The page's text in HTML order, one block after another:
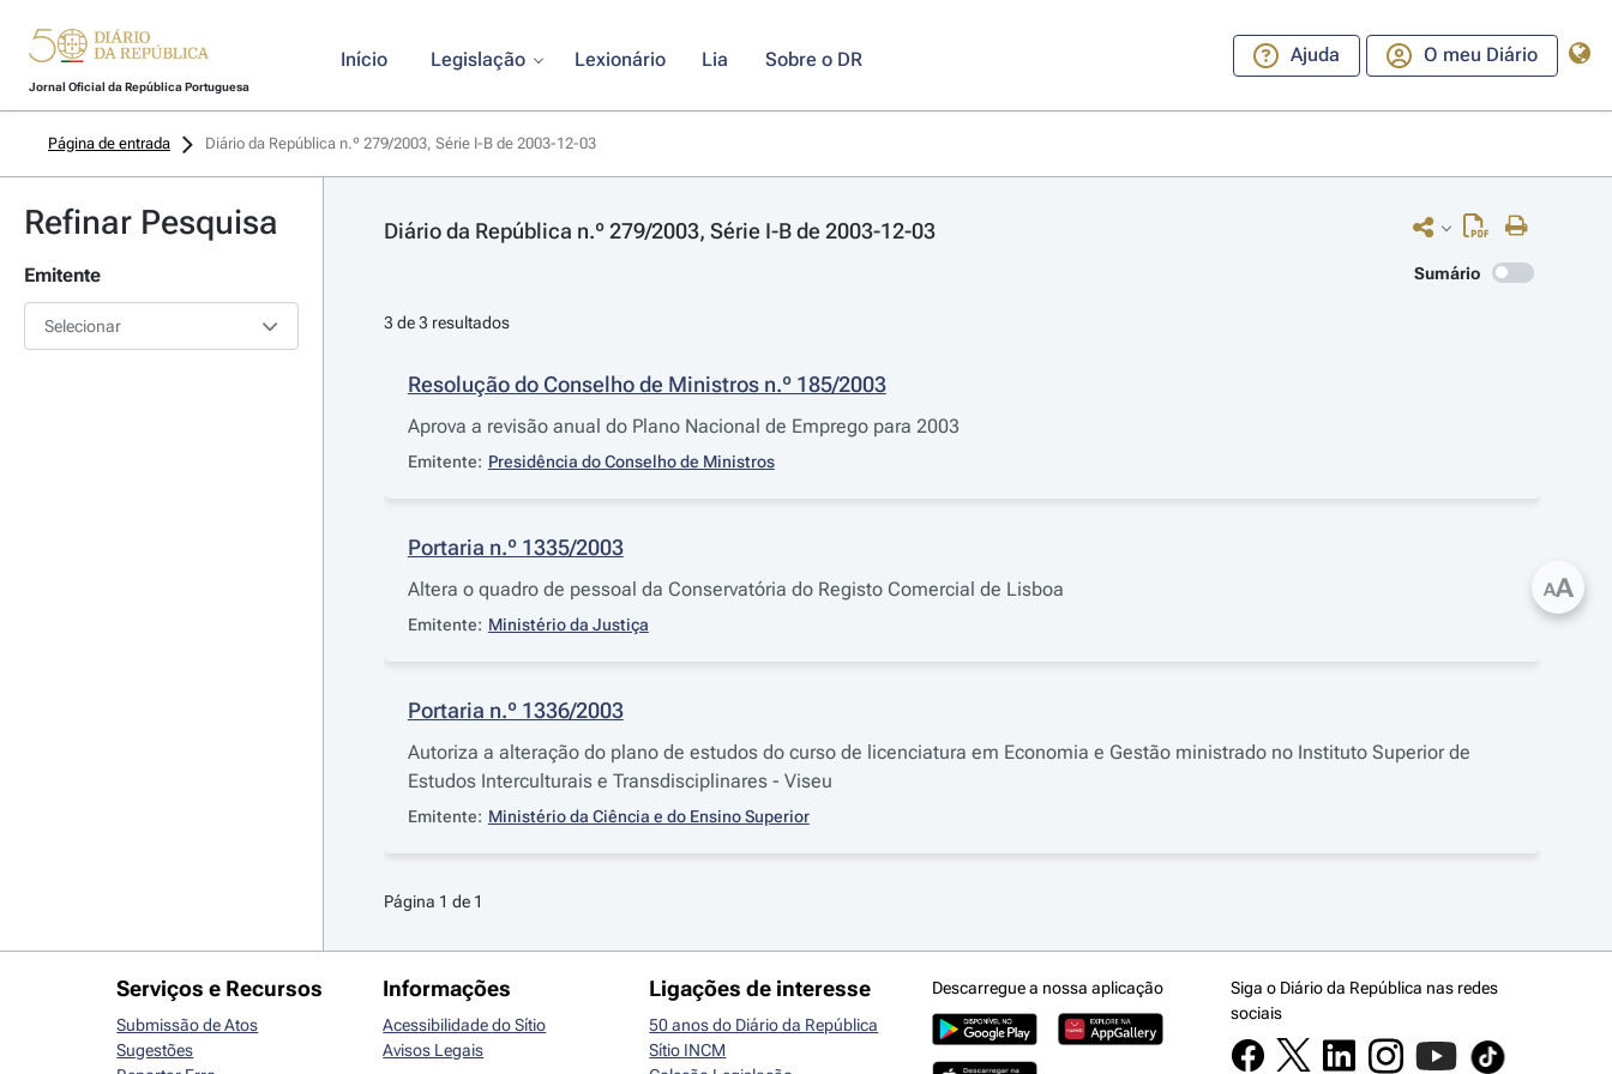
Jornal Oficial da República Portuguesa
Início Legislação Lexionário Lia Sobre o DR Ajuda O meu Diário
Página de entrada Diário da República n.º 279/2003, Série I-B de 2003-12-03
Refinar Pesquisa
Emitente
Selecionar
Diário da República n.º 279/2003, Série I-B de 2003-12-03
Sumário
3 de 3 resultados
Resolução do Conselho de Ministros n.º 185/2003
Aprova a revisão anual do Plano Nacional de Emprego para 2003
Emitente: Presidência do Conselho de Ministros
Portaria n.º 1335/2003
Altera o quadro de pessoal da Conservatória do Registo Comercial de Lisboa
Emitente: Ministério da Justiça
Portaria n.º 1336/2003
Autoriza a alteração do plano de estudos do curso de licenciatura em Economia e Gestão ministrado no Instituto Superior de
Estudos Interculturais e Transdisciplinares - Viseu
Emitente: Ministério da Ciência e do Ensino Superior
Página 1 de 1
AA
Serviços e Recursos
Submissão de Atos
Sugestões
Informações
Acessibilidade do Sítio
Avisos Legais
Ligações de interesse
50 anos do Diário da República
Sítio INCM
Descarregue a nossa aplicação
Siga o Diário da República nas redes
sociais